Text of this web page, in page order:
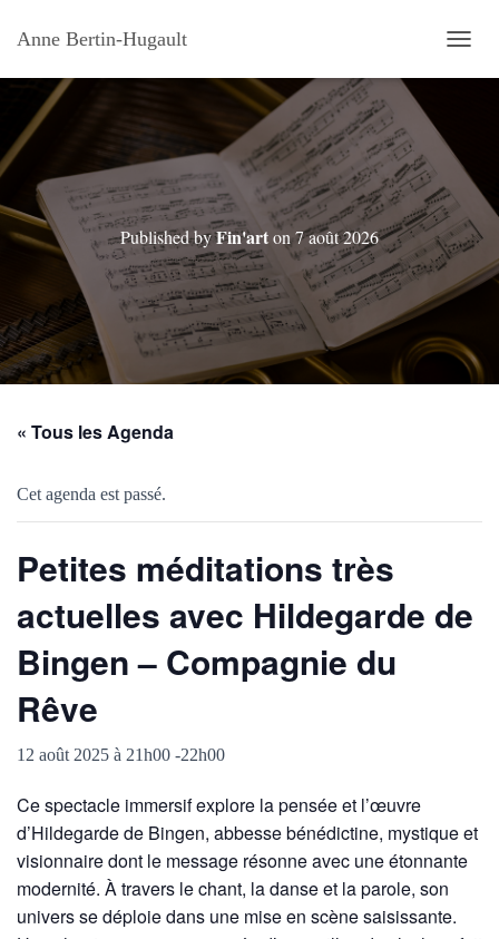
Anne Bertin-Hugault
Published byFin'arton7 août 2026
« Tous les Agenda
Cet agenda est passé.
Petites méditations très
actuelles avec Hildegarde de
Bingen – Compagnie du
Rêve
12 août 2025 à 21h00 -22h00
Ce spectacle immersif explore la pensée et l’œuvre
d’Hildegarde de Bingen, abbesse bénédictine, mystique et
visionnaire dont le message résonne avec une étonnante
modernité. À travers le chant, la danse et la parole, son
univers se déploie dans une mise en scène saisissante.